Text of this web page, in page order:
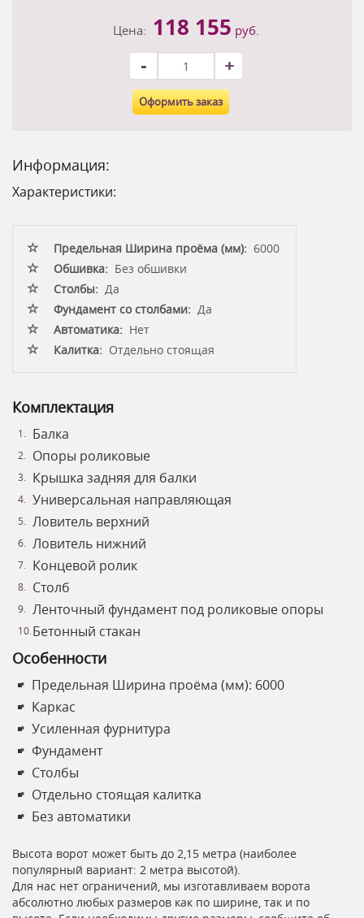
Цена: 118 155 руб.
- +
Оформить заказ
Информация:
Характеристики:
Предельная Ширина проёма (мм): 6000
Обшивка: Без обшивки
Столбы: Да
Фундамент со столбами: Да
Автоматика: Нет
Калитка: Отдельно стоящая
Комплектация
Балка
Опоры роликовые
Крышка задняя для балки
Универсальная направляющая
Ловитель верхний
Ловитель нижний
Концевой ролик
Столб
Ленточный фундамент под роликовые опоры
Бетонный стакан
Особенности
Предельная Ширина проёма (мм): 6000
Каркас
Усиленная фурнитура
Фундамент
Столбы
Отдельно стоящая калитка
Без автоматики
Высота ворот может быть до 2,15 метра (наиболее
популярный вариант: 2 метра высотой).
Для нас нет ограничений, мы изготавливаем ворота
абсолютно любых размеров как по ширине, так и по